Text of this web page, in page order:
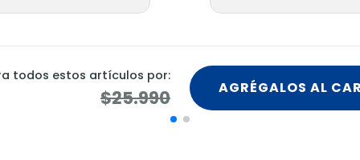
todos estos artículos por:
$25.990 AGRÉGALOS AL